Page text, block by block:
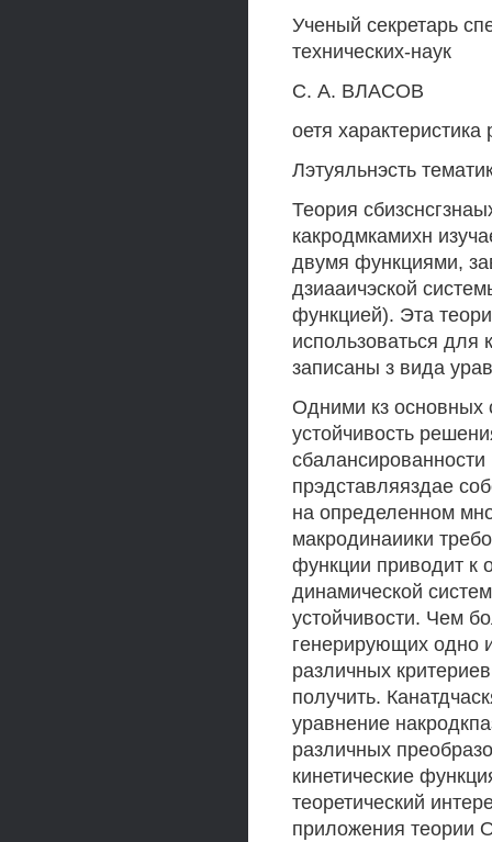
Ученый секретарь
технических-наук
С. А. ВЛАСОВ
оетя характеристика
Лэтуяльнэсть
Теория
какродмкамихн
двумя функциями,
дзиааичэской
функцией). Эта
использоваться для
записаны з вида
Одними кз основных
устойчивость
прэдставляяздае
на определенном
макродинаиики
функции приводит к
динамической
устойчивости. Чем
генерирующих одно
различных
получить.
уравнение
различных
кинетические
теоретический
приложения теории